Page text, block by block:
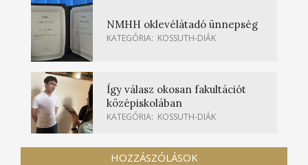
NMHH oklevélátadó ünnepség
KATEGÓRIA: KOSSUTH-DIÁK
Így válasz okosan fakultációt
középiskolában
KATEGÓRIA: KOSSUTH-DIÁK
HOZZÁSZÓLÁSOK